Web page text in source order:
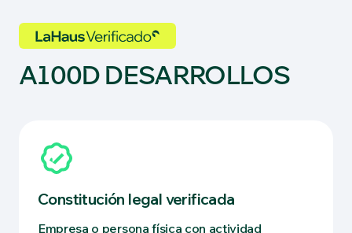
A100D DESARROLLOS
Constitución legal verificada
Empresa o persona física con actividad